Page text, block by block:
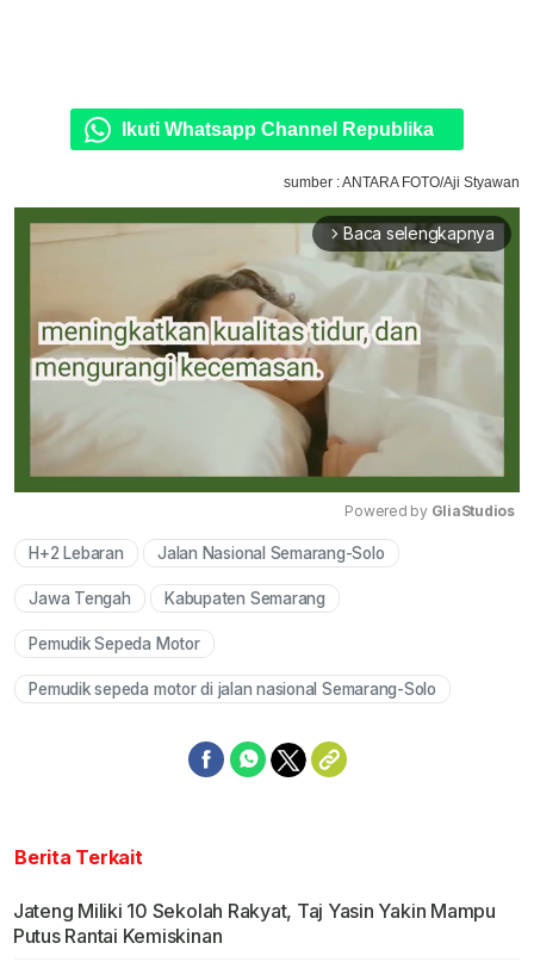
Ikuti Whatsapp Channel Republika
sumber : ANTARA FOTO/Aji Styawan
arrow_forward_ios Baca selengkapnya
Powered by GliaStudios
H+2 Lebaran Jalan Nasional Semarang-Solo
Jawa Tengah Kabupaten Semarang
Pemudik Sepeda Motor
Pemudik sepeda motor di jalan nasional Semarang-Solo
Berita Terkait
Jateng Miliki 10 Sekolah Rakyat, Taj Yasin Yakin Mampu
Putus Rantai Kemiskinan